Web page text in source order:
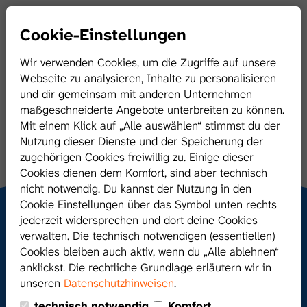
Startseite
Über Hörex
Vorteile/Leistungen
Gründung / Nachfolge
Mitglied werden
Hörex Mitgliederbereich
Kontakt
Jobs
Deine Vorteile als
Hörex-Mitglied
Gemeinsam wachsen, frei
Cookie-Einstellungen
Wir verwenden Cookies, um die Zugriffe auf unsere
Webseite zu analysieren, Inhalte zu personalisieren
und dir gemeinsam mit anderen Unternehmen
maßgeschneiderte Angebote unterbreiten zu können.
Mit einem Klick auf „Alle auswählen“ stimmst du der
Nutzung dieser Dienste und der Speicherung der
zugehörigen Cookies freiwillig zu. Einige dieser
Cookies dienen dem Komfort, sind aber technisch
nicht notwendig. Du kannst der Nutzung in den
Cookie Einstellungen über das Symbol unten rechts
jederzeit widersprechen und dort deine Cookies
verwalten. Die technisch notwendigen (essentiellen)
Cookies bleiben auch aktiv, wenn du „Alle ablehnen“
anklickst. Die rechtliche Grundlage erläutern wir in
unseren Datenschutzhinweisen.